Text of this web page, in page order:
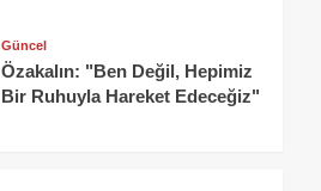
Güncel
Özakalın: "Ben Değil, Hepimiz
Bir Ruhuyla Hareket Edeceğiz"